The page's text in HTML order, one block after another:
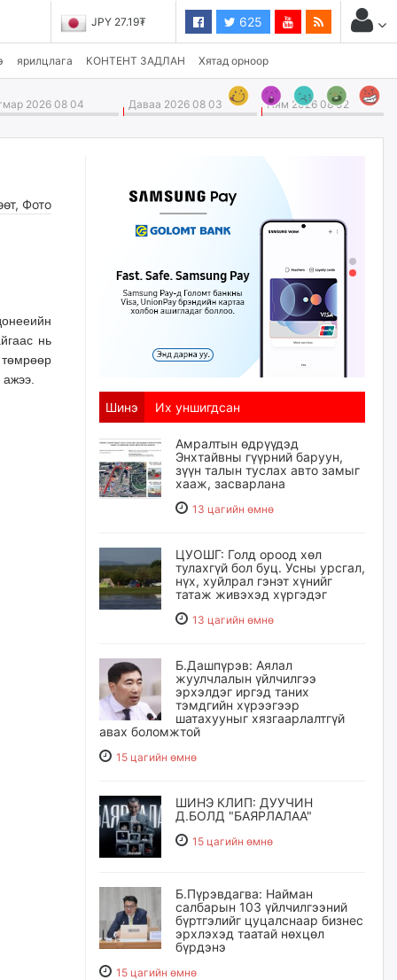
JPY 27.19₮ 625
ярилцлага КОНТЕНТ ЗАДЛАН Хятад орноор
2026 08 04 Даваа 2026 08 03 Ням 2026 08 02
, Фото
нь
Шинэ Их уншигдсан
Амралтын өдрүүдэд
Энхтайвны гүүрний баруун,
зүүн талын туслах авто замыг
хааж, засварлана
13 цагийн өмнө
ЦУОШГ: Голд ороод хөл
тулахгүй бол буц. Усны урсгал,
нүх, хуйлрал гэнэт хүнийг
татаж живэхэд хүргэдэг
13 цагийн өмнө
Б.Дашпүрэв: Аялал
жуулчлалын үйлчилгээ
эрхэлдэг иргэд таних
тэмдгийн хүрээгээр
шатахууныг хязгаарлалтгүй
авах боломжтой
15 цагийн өмнө
ШИНЭ КЛИП: ДУУЧИН
Д.БОЛД "БАЯРЛАЛАА"
15 цагийн өмнө
Б.Пүрэвдагва: Найман
салбарын 103 үйлчилгээний
бүртгэлийг цуцалснаар бизнес
эрхлэхэд таатай нөхцөл
бүрдэнэ
15 цагийн өмнө